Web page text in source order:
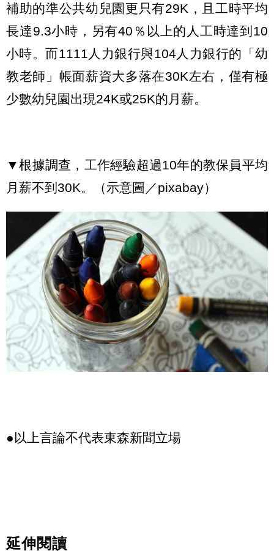
補助的準公共幼兒園更只有29K，且工時平均
長達9.3小時，另有40％以上的人工時達到10
小時。而1111人力銀行與104人力銀行的「幼
教老師」帳面薪資大多落在30K左右，僅有極
少數幼兒園出現24K或25K的月薪。
▼根據調查，工作經驗超過10年的教保員平均
月薪不到30K。（示意圖／pixabay）
●以上言論不代表東森新聞立場
延伸閱讀